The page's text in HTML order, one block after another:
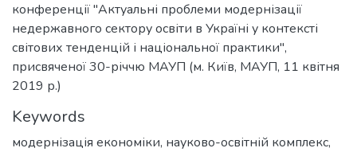
конференції "Актуальні проблеми модернізації
недержавного сектору освіти в Україні у контексті
світових тенденцій і національної практики",
присвяченої 30-річчю МАУП (м. Київ, МАУП, 11 квітня
2019 р.)
Keywords
модернізація економіки, науково-освітній комплекс,